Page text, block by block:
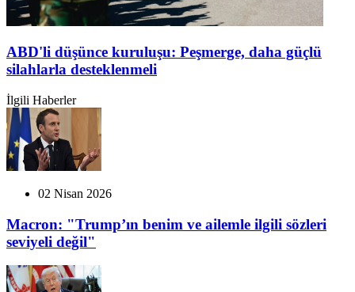
ABD'li düşünce kuruluşu: Peşmerge, daha güçlü
silahlarla desteklenmeli
İlgili Haberler
02 Nisan 2026
Macron: "Trump’ın benim ve ailemle ilgili sözleri
seviyeli değil"